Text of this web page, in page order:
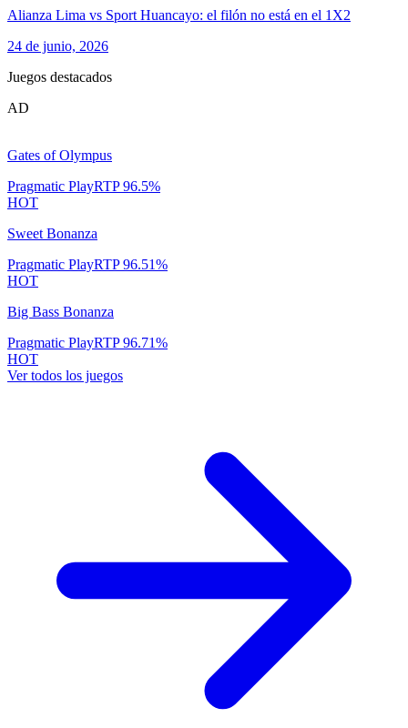
Alianza Lima vs Sport Huancayo: el filón no está en el 1X2
24 de junio, 2026
Juegos destacados
AD
Gates of Olympus
Pragmatic PlayRTP96.5%
HOT
Sweet Bonanza
Pragmatic PlayRTP96.51%
HOT
Big Bass Bonanza
Pragmatic PlayRTP96.71%
HOT
Ver todos los juegos